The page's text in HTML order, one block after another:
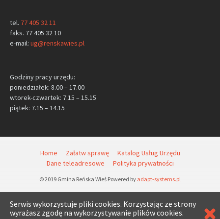
tel. 77 405 32 11
faks. 77 405 32 10
e-mail: ug@renskawies.pl
Godziny pracy urzędu:
poniedziałek: 8.00 – 17.00
wtorek-czwartek: 7.15 – 15.15
piątek: 7.15 – 14.15
Home Załatw sprawę
Katalog Usług Urzędu
Dane teleadresowe
Polityka prywatności
© 2019 Gmina Reńska Wieś Powered by adapt-systems.pl
Serwis wykorzystuje pliki cookies. Korzystając ze strony
wyrażasz zgodę na wykorzystywanie plików cookies.